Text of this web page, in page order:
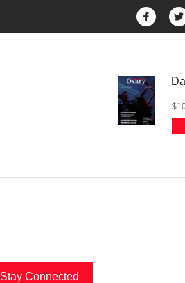
Stay Connected